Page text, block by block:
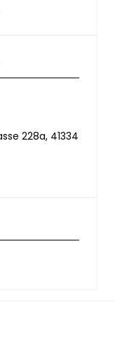
228a, 41334